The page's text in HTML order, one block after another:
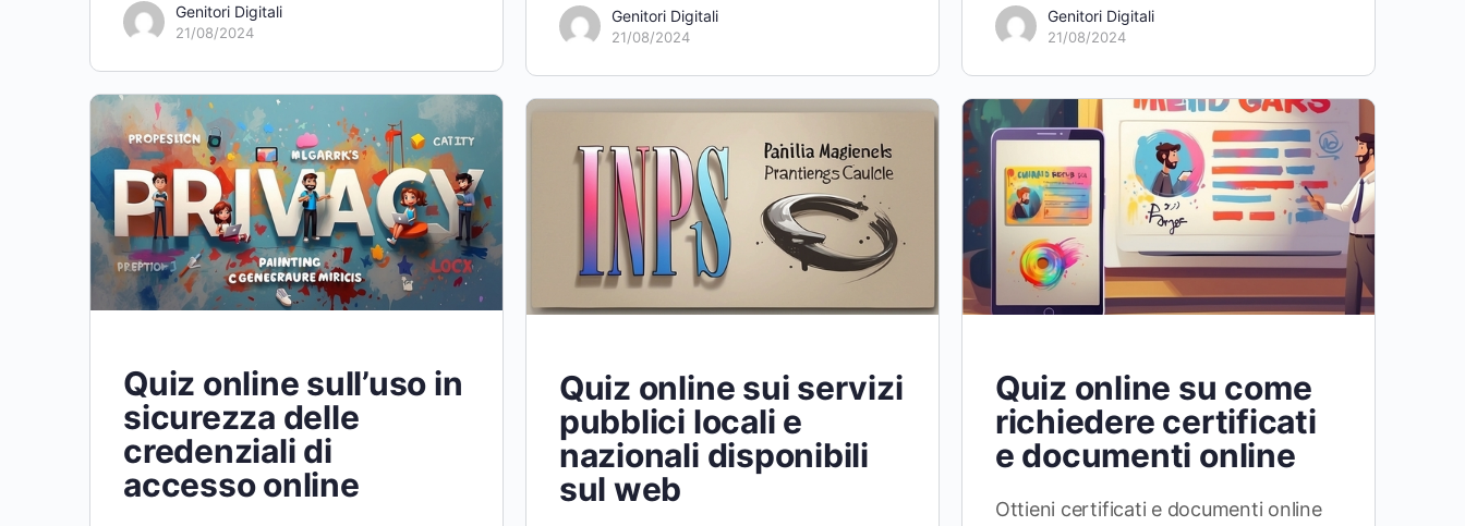
Genitori Digitali
21/08/2024
Genitori Digitali
21/08/2024
Genitori Digitali
21/08/2024
Quiz online sull’uso in
sicurezza delle
credenziali di
accesso online
Quiz online sui servizi
pubblici locali e
nazionali disponibili
sul web
Quiz online su come
richiedere certificati
e documenti online
Ottieni certificati e documenti online